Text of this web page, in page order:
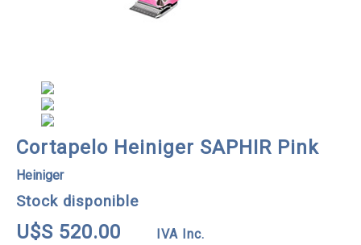
Cortapelo Heiniger SAPHIR Pink
Heiniger
Stock disponible
U$S 520.00 IVA Inc.